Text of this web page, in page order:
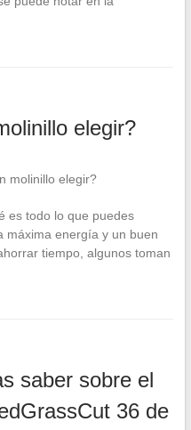
elegir?
es todo lo que puedes
máxima energía y un buen
tiempo, algunos toman
saber sobre el
36 de